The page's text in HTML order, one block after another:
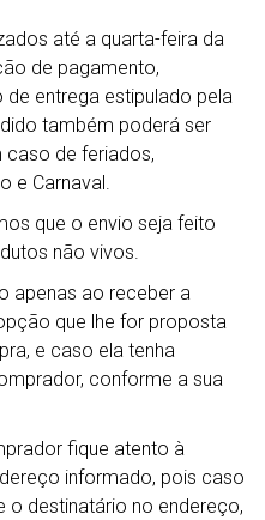
até a quarta-feira da
de pagamento,
entrega estipulado pela
também poderá ser
caso de feriados,
e Carnaval.
que o envio seja feito
não vivos.
apenas ao receber a
que lhe for proposta
e caso ela tenha
conforme a sua
fique atento à
informado, pois caso
o destinatário no endereço,